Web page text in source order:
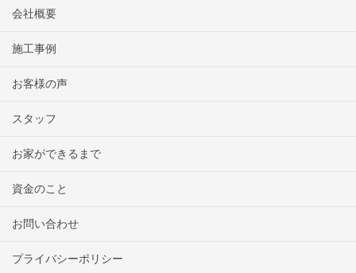
会社概要
施工事例
お客様の声
スタッフ
お家ができるまで
資金のこと
お問い合わせ
プライバシーポリシー